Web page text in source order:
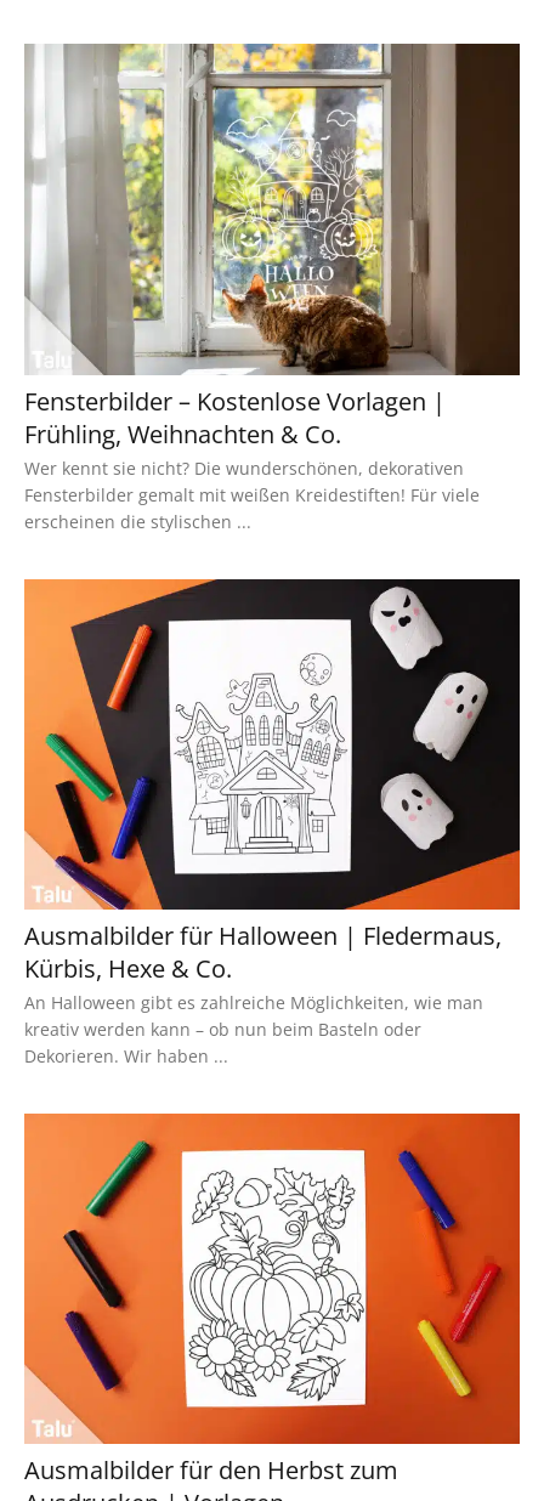
Fensterbilder – Kostenlose Vorlagen |
Frühling, Weihnachten & Co.
Wer kennt sie nicht? Die wunderschönen, dekorativen
Fensterbilder gemalt mit weißen Kreidestiften! Für viele
erscheinen die stylischen ...
Ausmalbilder für Halloween | Fledermaus,
Kürbis, Hexe & Co.
An Halloween gibt es zahlreiche Möglichkeiten, wie man
kreativ werden kann – ob nun beim Basteln oder
Dekorieren. Wir haben ...
Ausmalbilder für den Herbst zum